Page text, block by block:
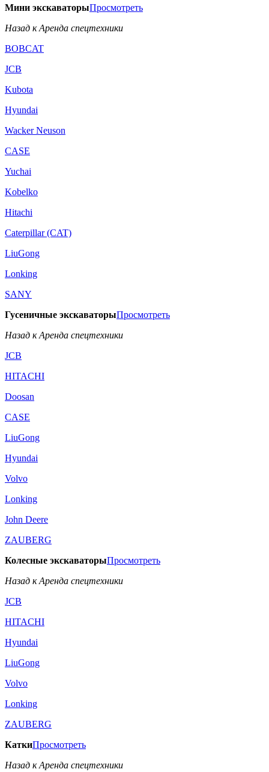
Мини экскаваторыПросмотреть
Назад к Аренда спецтехники
BOBCAT
JCB
Kubota
Hyundai
Wacker Neuson
CASE
Yuchai
Kobelko
Hitachi
Caterpillar (CAT)
LiuGong
Lonking
SANY
Гусеничные экскаваторыПросмотреть
Назад к Аренда спецтехники
JCB
HITACHI
Doosan
CASE
LiuGong
Hyundai
Volvo
Lonking
John Deere
ZAUBERG
Колесные экскаваторыПросмотреть
Назад к Аренда спецтехники
JCB
HITACHI
Hyundai
LiuGong
Volvo
Lonking
ZAUBERG
КаткиПросмотреть
Назад к Аренда спецтехники